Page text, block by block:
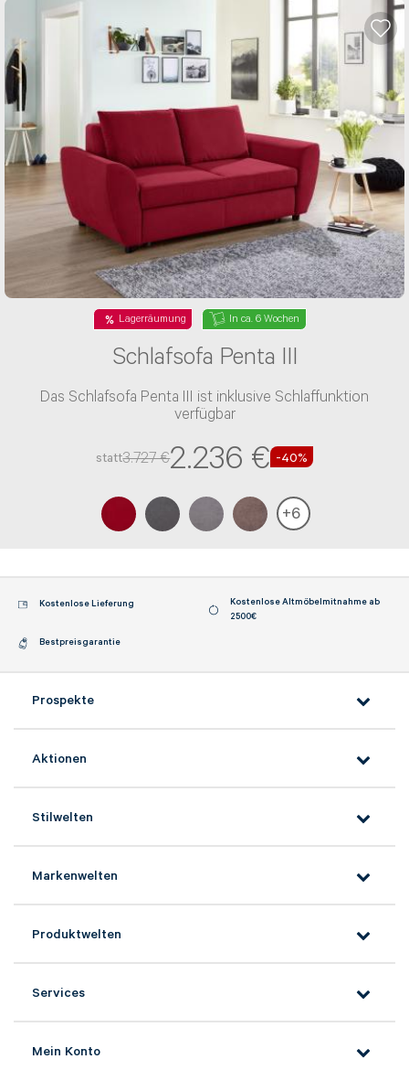
Beratung per E-Mail
Haben Sie noch Fragen? Sie können uns Ihr
Anliegen auch gerne per Email senden:
Service@kabs.de
Alternativ steht Ihnen das Kontaktformular zur
Verfügung. Hier erreicht Ihr Anliegen direkt den
perfekten Ansprechpartner. Bequemer geht’s
nicht.
Uns erreichen gerade sehr viele Anfragen auf
allen Kontaktkanälen. Deshalb dauert die
Beantwortung Deiner Anfrage länger. Wir
geben alles, um Dein Anliegen so schnell wie
möglich zu beantworten und bitten Dich um
Geduld. Falls du bereits eine E-Mail geschrieben
hast, werden wir Dir selbstverständlich
antworten, eine weitere Anfrage ist nicht
erforderlich.
Herr Frau
Telefon*
E-Mail Adresse*
Nachricht*
Lagerräumung In ca. 6 Wochen
Schlafsofa Penta III
Das Schlafsofa Penta III ist inklusive Schlaffunktion
verfügbar
statt3.727 €2.236 € -40%
+6
Kostenlose Lieferung
Kostenlose Altmöbelmitnahme ab
2500€
Bestpreisgarantie
Prospekte
Aktionen
Stilwelten
Markenwelten
Produktwelten
Services
Mein Konto